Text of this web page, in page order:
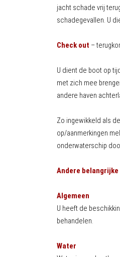
jacht schade vrij
schadegevallen. U
Check out –
U dient de boot op
met zich mee
andere haven
Zo ingewikkeld als
op/aanmerkingen
onderwaterschip
Andere belangrijke
Algemeen
U heeft de
behandelen.
Water